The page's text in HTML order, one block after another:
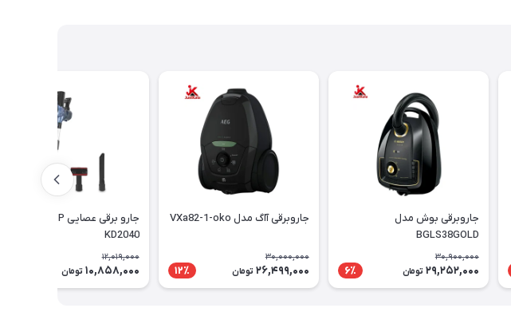
جاروبرقی بوش مدل
BGLS38GOLD
30,900,000
29,252,000 تومان 6٪
جاروبرقی آاگ مدل VXa82-1-oko
30,000,000
26,499,000 تومان 12٪
KD2040
12,019,000
10,858,000 تومان